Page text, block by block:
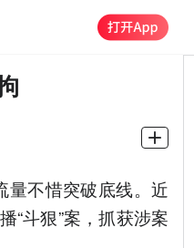
量不惜突破底线。近
“斗狠”案，抓获涉案